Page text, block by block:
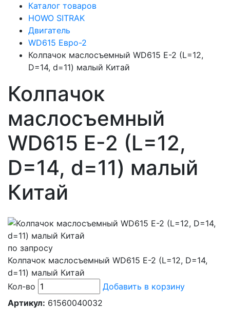
Каталог товаров
HOWO SITRAK
Двигатель
WD615 Евро-2
Колпачок маслосъемный WD615 Е-2 (L=12,
D=14, d=11) малый Китай
Колпачок
маслосъемный
WD615 Е-2 (L=12,
D=14, d=11) малый
Китай
по запросу
Колпачок маслосъемный WD615 Е-2 (L=12, D=14,
d=11) малый Китай
Кол-во
Добавить в корзину
Артикул: 61560040032